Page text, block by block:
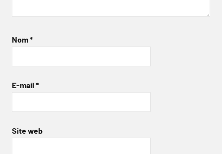
Nom*
E-mail *
Site web